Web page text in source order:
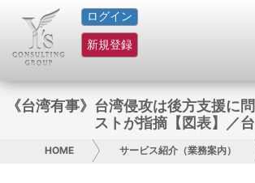
ログイン
新規登録
HOME
サービス紹介
コラム
《台湾有事》台湾侵攻は後方支援に
ストが指摘【図表】／
HOME サービス紹介（業務案内）